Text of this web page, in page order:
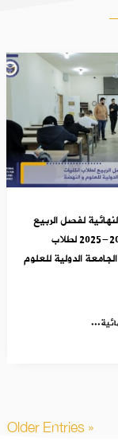
لفصل الربيع
من العام الدراسي 2024-2025 لطلاب
الدولية للعلوم
« Older Entries